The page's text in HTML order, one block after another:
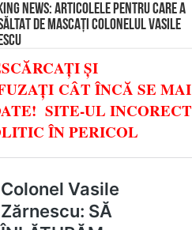
NEWS: ARTICOLELE PENTRU CARE A
DE MASCAȚI COLONELUL VASILE
ȘI
CÂT ÎNCĂ SE MAI
SITE-UL INCORECT
ÎN PERICOL